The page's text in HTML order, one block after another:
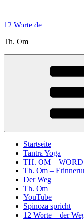
springen
12 Worte.de
Th. Om
Startseite
Tantra Yoga
TH. OM –
Th. Om –
Der Weg
Th. Om
YouTube
Spinoza spricht
12 Worte – der